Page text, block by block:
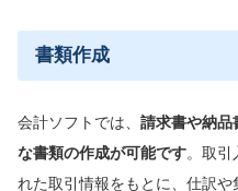
書類作成
会計ソフトでは、 請求書や納品
な書類の作成が可能です。取引
れた取引情報をもとに、仕訳